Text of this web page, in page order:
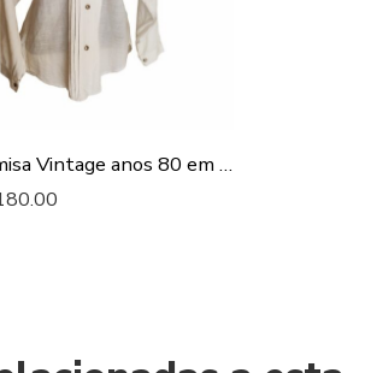
Camisa Vintage anos 80 em Linho